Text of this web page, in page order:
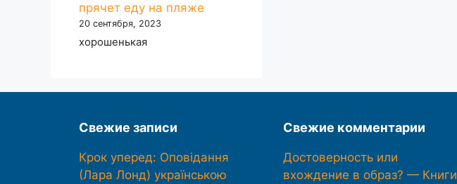
прячет еду на пляже
20 сентября, 2023
хорошенькая
Свежие записи
Крок уперед: Оповідання
(Лара Лонд) українською
Свежие комментарии
Достоверность или
вхождение в образ? — Книги